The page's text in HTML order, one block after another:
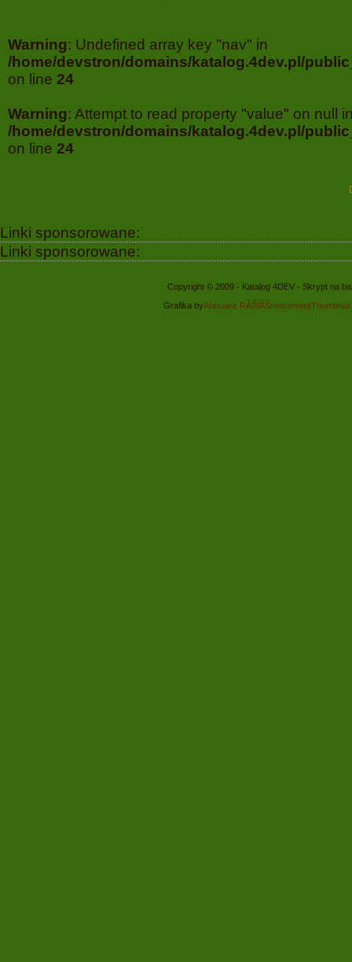
Warning: Undefined array key "nav" in
/home/devstron/domains/katalog.4dev.pl/
on line 24
Warning: Attempt to read property "value" on null
/home/devstron/domains/katalog.4dev.pl/
on line 24
Linki sponsorowane:
Linki sponsorowane:
Copyright © 2009 - Katalog 4DEV - Skrypt na
Grafika byAnnuaire RĂŠfĂŠrencement